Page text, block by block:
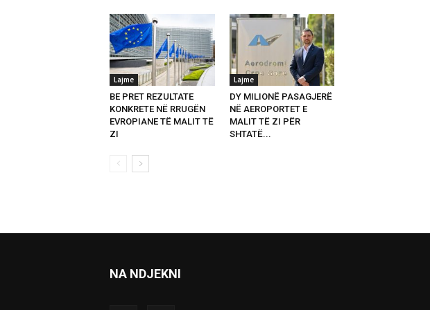
Lajme
BE PRET REZULTATE
KONKRETE NË RRUGËN
EVROPIANE TË MALIT TË
ZI
Lajme
DY MILIONË PASAGJERË
NË AEROPORTET E
MALIT TË ZI PËR
SHTATË...
NA NDJEKNI